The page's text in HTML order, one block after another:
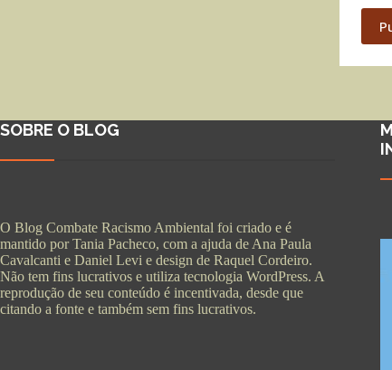
SOBRE O BLOG
O Blog Combate Racismo Ambiental foi criado e é
mantido por Tania Pacheco, com a ajuda de Ana Paula
Cavalcanti e Daniel Levi e design de Raquel Cordeiro.
Não tem fins lucrativos e utiliza tecnologia WordPress. A
reprodução de seu conteúdo é incentivada, desde que
citando a fonte e também sem fins lucrativos.